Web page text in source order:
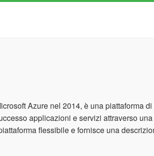
Azure nel 2014, è una piattaforma
applicazioni e servizi attraverso
flessibile e fornisce una